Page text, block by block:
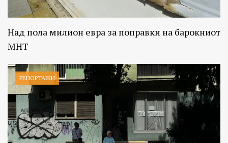
Над пола милион евра за поправки на барокниот
МНТ
РЕПОРТАЖИ